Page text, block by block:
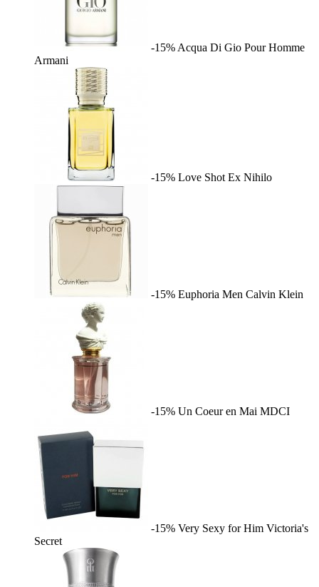
-15% Acqua Di Gio Pour Homme
Armani
-15% Love Shot Ex Nihilo
-15% Euphoria Men Calvin Klein
-15% Un Coeur en Mai MDCI
-15% Very Sexy for Him Victoria's
Secret